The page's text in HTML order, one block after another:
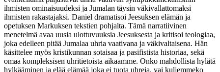
ihmisten ominaisuudeksi ja Jumalan täysin väkivallattomaksi
ihmisten rakastajaksi. Daniel dramatisoi Jeesuksen elämän ja
opetuksen Markuksen tekstien pohjalta. Tämä narratiivinen
menetelmä avaa uusia ulottuvuuksia Jeesuksesta ja kritisoi teologiaa,
joka edelleen pitää Jumalaa uhria vaativana ja väkivaltaisena. Hän
käsittelee myös kristikunnan sotaisaa ja pasifistista historiaa, sekä
omaa kompleksisen uhritietoista aikaamme. Onko mahdollista hylätä
hylkääminen ja elää elämää joka ei tuota uhreja, vai kuljemmeko